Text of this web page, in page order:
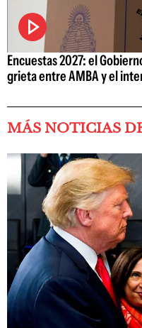
Encuestas 2027: el
grieta entre AMBA y el
MÁS NOTICIAS